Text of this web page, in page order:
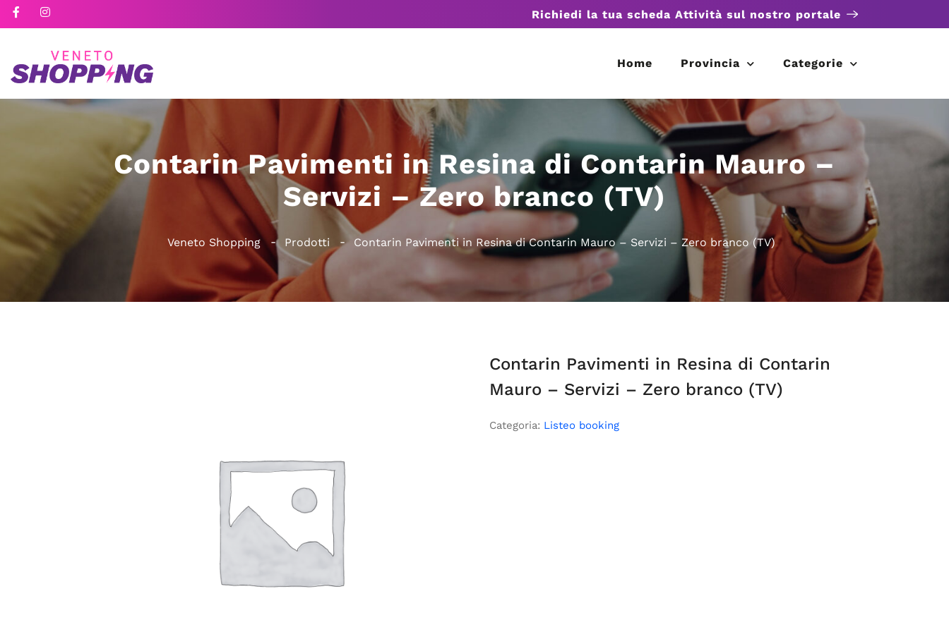
Richiedi la tua scheda Attività sul nostro portale
Home Provincia Categorie
Contarin Pavimenti in Resina di Contarin Mauro –
Servizi – Zero branco (TV)
Veneto Shopping Prodotti Contarin Pavimenti in Resina di Contarin Mauro – Servizi – Zero branco (TV)
Contarin Pavimenti in Resina di Contarin
Mauro – Servizi – Zero branco (TV)
Categoria: Listeo booking